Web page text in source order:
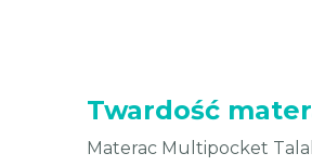
Twardość
Materac Multipocket